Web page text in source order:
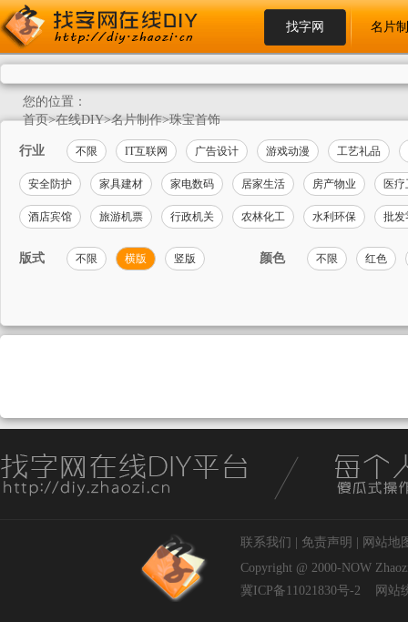
找字网 名片
您的位置：
首页>在线DIY>名片制作>珠宝首饰
行业 不限 IT互联网 广告设计 游戏动漫 工艺礼品
安全防护 家具建材 家电数码 居家生活 房产物业 医
酒店宾馆 旅游机票 行政机关 农林化工 水利环保 批发
版式 不限 横版 竖版 颜色 不限 红色
联系我们 免责声明
网站地
Copyright @ 2000-NOW
冀ICP备11021830号-2
网站